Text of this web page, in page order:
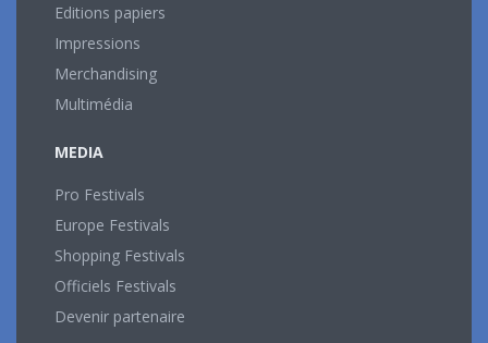
Editions papiers
Impressions
Merchandising
Multimédia
MEDIA
Pro Festivals
Europe Festivals
Shopping Festivals
Officiels Festivals
Devenir partenaire